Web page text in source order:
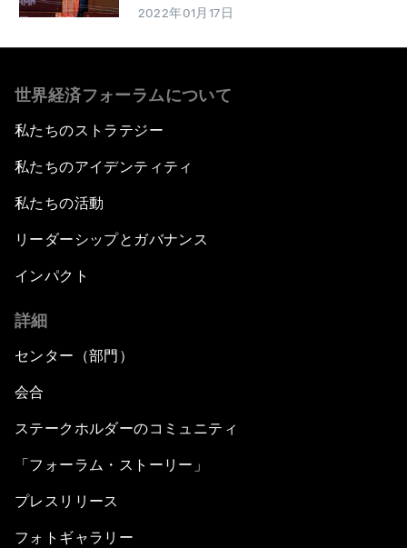
2022年01月17日
世界経済フォーラムについて
私たちのストラテジー
私たちのアイデンティティ
私たちの活動
リーダーシップとガバナンス
インパクト
詳細
センター（部門）
会合
ステークホルダーのコミュニティ
「フォーラム・ストーリー」
プレスリリース
フォトギャラリー